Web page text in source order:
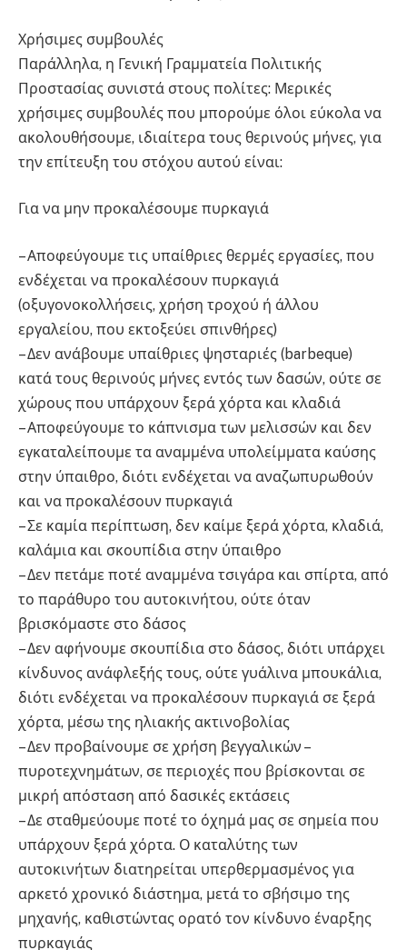
Χρήσιμες συμβουλές
Παράλληλα, η Γενική Γραμματεία Πολιτικής
Προστασίας συνιστά στους πολίτες: Μερικές
χρήσιμες συμβουλές που μπορούμε όλοι εύκολα να
ακολουθήσουμε, ιδιαίτερα τους θερινούς μήνες, για
την επίτευξη του στόχου αυτού είναι:
Για να μην προκαλέσουμε πυρκαγιά
– Αποφεύγουμε τις υπαίθριες θερμές εργασίες, που
ενδέχεται να προκαλέσουν πυρκαγιά
(οξυγονοκολλήσεις, χρήση τροχού ή άλλου
εργαλείου, που εκτοξεύει σπινθήρες)
– Δεν ανάβουμε υπαίθριες ψησταριές (barbeque)
κατά τους θερινούς μήνες εντός των δασών, ούτε σε
χώρους που υπάρχουν ξερά χόρτα και κλαδιά
– Αποφεύγουμε το κάπνισμα των μελισσών και δεν
εγκαταλείπουμε τα αναμμένα υπολείμματα καύσης
στην ύπαιθρο, διότι ενδέχεται να αναζωπυρωθούν
και να προκαλέσουν πυρκαγιά
– Σε καμία περίπτωση, δεν καίμε ξερά χόρτα, κλαδιά,
καλάμια και σκουπίδια στην ύπαιθρο
– Δεν πετάμε ποτέ αναμμένα τσιγάρα και σπίρτα, από
το παράθυρο του αυτοκινήτου, ούτε όταν
βρισκόμαστε στο δάσος
– Δεν αφήνουμε σκουπίδια στο δάσος, διότι υπάρχει
κίνδυνος ανάφλεξής τους, ούτε γυάλινα μπουκάλια,
διότι ενδέχεται να προκαλέσουν πυρκαγιά σε ξερά
χόρτα, μέσω της ηλιακής ακτινοβολίας
– Δεν προβαίνουμε σε χρήση βεγγαλικών –
πυροτεχνημάτων, σε περιοχές που βρίσκονται σε
μικρή απόσταση από δασικές εκτάσεις
– Δε σταθμεύουμε ποτέ το όχημά μας σε σημεία που
υπάρχουν ξερά χόρτα. Ο καταλύτης των
αυτοκινήτων διατηρείται υπερθερμασμένος για
αρκετό χρονικό διάστημα, μετά το σβήσιμο της
μηχανής, καθιστώντας ορατό τον κίνδυνο έναρξης
πυρκαγιάς